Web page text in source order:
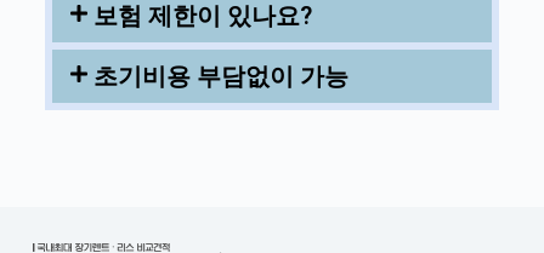
보험 제한이 있나요?
초기비용 부담없이 가능